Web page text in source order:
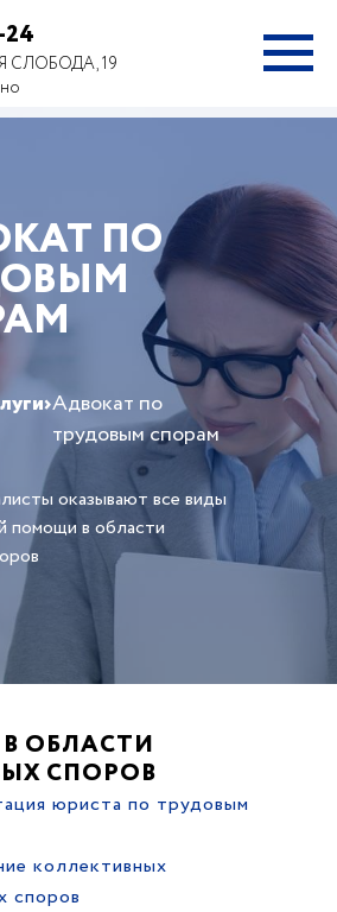
24
СЛОБОДА, 19
ПО
›Адвокат по
трудовым спорам
оказывают все виды
помощи в области
ОБЛАСТИ
СПОРОВ
юриста по трудовым
коллективных
споров